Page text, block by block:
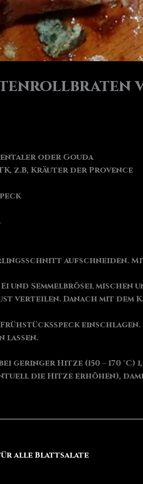
oder Gouda
z.B, Kräuter der Provence
aufschneiden.
und Semmelbrösel mischen
verteilen. Danach mit dem
lassen.
geringer Hitze (150 – 170
die Hitze erhöhen),
alle Blattsalate